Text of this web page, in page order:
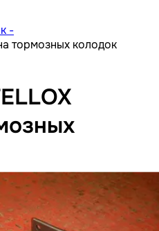
-
тормозных колодок